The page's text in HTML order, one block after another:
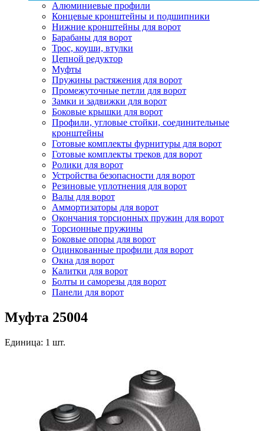
Алюминиевые профили
Концевые кронштейны и подшипники
Нижние кронштейны для ворот
Барабаны для ворот
Трос, коуши, втулки
Цепной редуктор
Муфты
Пружины растяжения для ворот
Промежуточные петли для ворот
Замки и задвижки для ворот
Боковые крышки для ворот
Профили, угловые стойки, соединительные
кронштейны
Готовые комплекты фурнитуры для ворот
Готовые комплекты треков для ворот
Ролики для ворот
Устройства безопасности для ворот
Резиновые уплотнения для ворот
Валы для ворот
Аммортизаторы для ворот
Окончания торсионных пружин для ворот
Торсионные пружины
Боковые опоры для ворот
Оцинкованные профили для ворот
Окна для ворот
Калитки для ворот
Болты и саморезы для ворот
Панели для ворот
Муфта 25004
Единица: 1 шт.